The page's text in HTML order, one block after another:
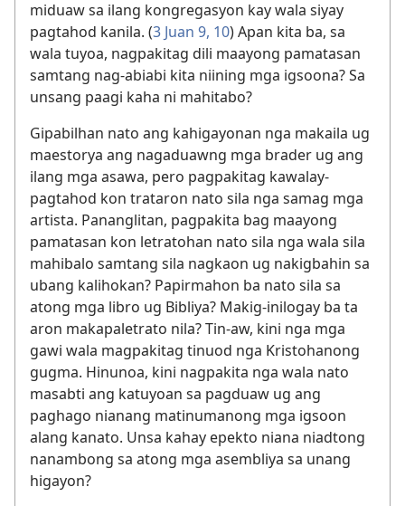
miduaw sa ilang kongregasyon kay wala siyay
pagtahod kanila. (3 Juan 9, 10) Apan kita ba, sa
wala tuyoa, nagpakitag dili maayong pamatasan
samtang nag-abiabi kita niining mga igsoona? Sa
unsang paagi kaha ni mahitabo?
Gipabilhan nato ang kahigayonan nga makaila ug
maestorya ang nagaduawng mga brader ug ang
ilang mga asawa, pero pagpakitag kawalay-
pagtahod kon trataron nato sila nga samag mga
artista. Pananglitan, pagpakita bag maayong
pamatasan kon letratohan nato sila nga wala sila
mahibalo samtang sila nagkaon ug nakigbahin sa
ubang kalihokan? Papirmahon ba nato sila sa
atong mga libro ug Bibliya? Makig-inilogay ba ta
aron makapaletrato nila? Tin-aw, kini nga mga
gawi wala magpakitag tinuod nga Kristohanong
gugma. Hinunoa, kini nagpakita nga wala nato
masabti ang katuyoan sa pagduaw ug ang
paghago nianang matinumanong mga igsoon
alang kanato. Unsa kahay epekto niana niadtong
nanambong sa atong mga asembliya sa unang
higayon?